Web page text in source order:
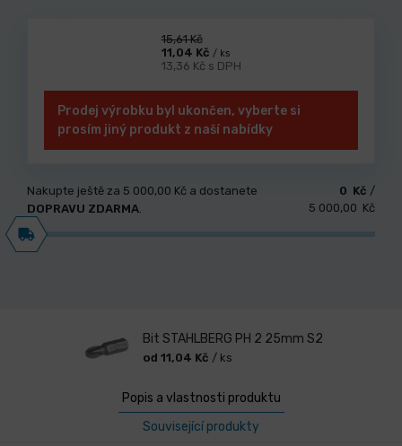
15,61 Kč
11,04 Kč / ks
13,36 Kč s DPH
Prodej výrobku byl ukončen, vyberte si
prosím jiný produkt z naší nabídky
Nakupte ještě za 5 000,00 Kč a dostanete
DOPRAVU ZDARMA.
0 Kč /
5 000,00 Kč
Bit STAHLBERG PH 2 25mm S2
od 11,04 Kč / ks
Popis a vlastnosti produktu
Související produkty